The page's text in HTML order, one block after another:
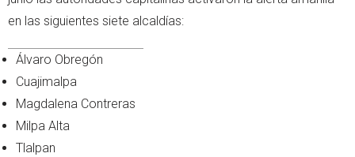
en las siguientes siete alcaldías:
Álvaro Obregón
Cuajimalpa
Magdalena Contreras
Milpa Alta
Tlalpan